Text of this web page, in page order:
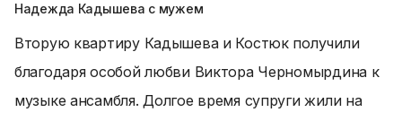
Надежда Кадышева с мужем
Вторую квартиру Кадышева и Костюк получили
благодаря особой любви Виктора Черномырдина к
музыке ансамбля. Долгое время супруги жили на